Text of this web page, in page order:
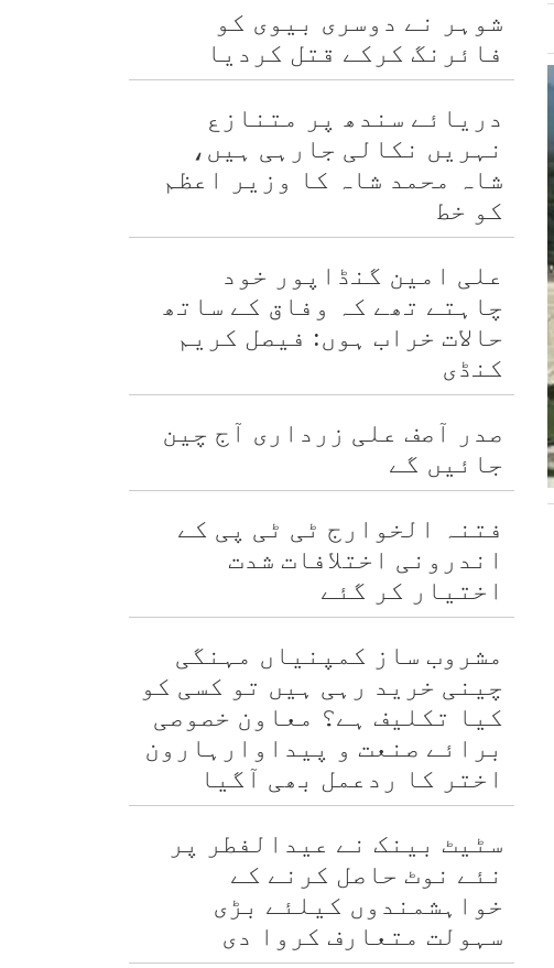
شوہر نے دوسری بیوی کو
فائرنگ کرکے قتل کردیا
دریائے سندھ پر متنازع
نہریں نکالی جارہی ہیں،
شاہ محمد شاہ کا وزیر اعظم
کو خط
علی امین گنڈاپور خود
چاہتے تھے کہ وفاق کے ساتھ
حالات خراب ہوں: فیصل کریم
کنڈی
صدر آصف علی زرداری آج چین
جائیں گے
فتنہ الخوارج ٹی ٹی پی کے
اندرونی اختلافات شدت
اختیار کر گئے
مشروب ساز کمپنیاں مہنگی
چینی خرید رہی ہیں تو کسی کو
کیا تکلیف ہے؟ معاون خصوصی
برائے صنعت و پیداوارہارون
اختر کا ردعمل بھی آگیا
سٹیٹ بینک نے عیدالفطر پر
نئے نوٹ حاصل کرنے کے
خواہشمندوں کیلئے بڑی
سہولت متعارف کروا دی